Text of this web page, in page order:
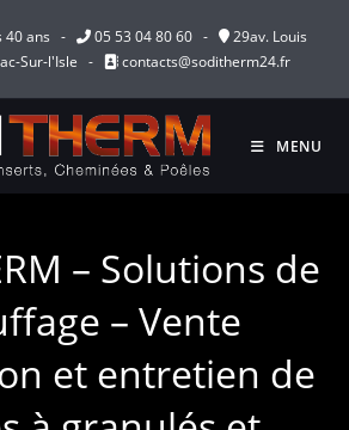
40 ans - 05 53 04 80 60 -
29av. Louis
Sur-l'Isle -
contacts@soditherm24.fr
MENU
– Solutions de
– Vente
et entretien de